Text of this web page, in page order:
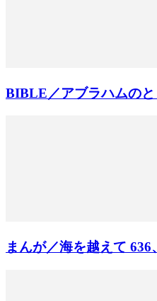
BIBLE／アブラハムのと
まんが／海を越えて 636